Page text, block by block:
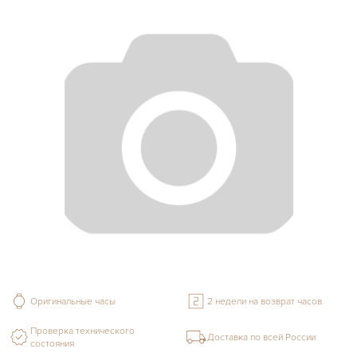
Оригинальные часы 2 недели на возврат часов
Проверка технического
состояния
Доставка по всей России